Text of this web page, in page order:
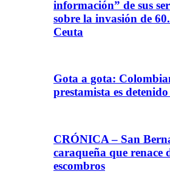
información” de sus
sobre la invasión de
Ceuta
Gota a gota:
prestamista es
CRÓNICA – San
caraqueña que renace
escombros